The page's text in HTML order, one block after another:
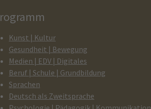
Kunst | Kultur
Gesundheit | Bewegung
Medien | EDV | Digitales
Beruf | Schule | Grundbildung
Sprachen
Deutsch als Zweitsprache